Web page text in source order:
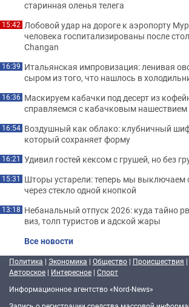
старинная оленья телега
15:42 Лобовой удар на дороге к аэропорту
человека госпитализированы после
Changan
16:39 Итальянская импровизация: ленивая
сыром из того, что нашлось в
16:36 Маскируем кабачки под десерт из
справляемся с кабачковым нашествием
16:54 Воздушный как облако: клубничный
который сохраняет форму
16:21 Удивил гостей кексом с грушей, но без
15:31 Шторы устарели: теперь мы выключаем
через стекло одной кнопкой
13:18 Небанальный отпуск 2026: куда тайно
виз, толп туристов и адской жары
Все новости
Политика | Экономика | Общество | Происшествия |
Авторское | Интересное | Спорт
Информационное агентство «Nord-News»